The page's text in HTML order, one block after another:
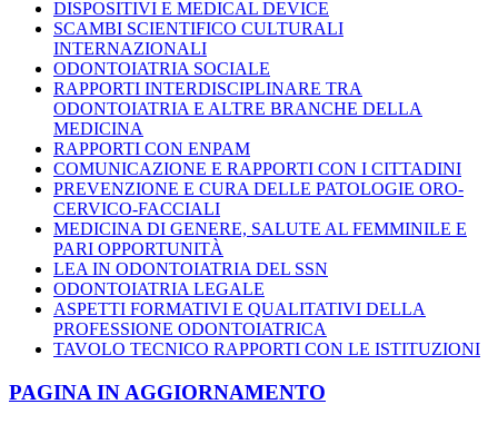
DISPOSITIVI E MEDICAL DEVICE
SCAMBI SCIENTIFICO CULTURALI
INTERNAZIONALI
ODONTOIATRIA SOCIALE
RAPPORTI INTERDISCIPLINARE TRA
ODONTOIATRIA E ALTRE BRANCHE DELLA
MEDICINA
RAPPORTI CON ENPAM
COMUNICAZIONE E RAPPORTI CON I CITTADINI
PREVENZIONE E CURA DELLE PATOLOGIE ORO-
CERVICO-FACCIALI
MEDICINA DI GENERE, SALUTE AL FEMMINILE E
PARI OPPORTUNITÀ
LEA IN ODONTOIATRIA DEL SSN
ODONTOIATRIA LEGALE
ASPETTI FORMATIVI E QUALITATIVI DELLA
PROFESSIONE ODONTOIATRICA
TAVOLO TECNICO RAPPORTI CON LE ISTITUZIONI
PAGINA IN AGGIORNAMENTO